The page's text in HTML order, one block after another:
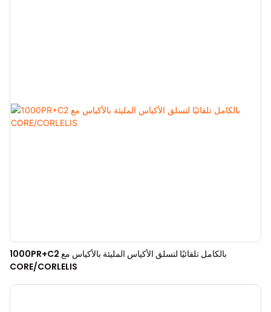
1000PR+C2 بالكامل تلقائيًا لتسلق الأكياس المليئة بالأكياس مع
CORE/CORLELIS